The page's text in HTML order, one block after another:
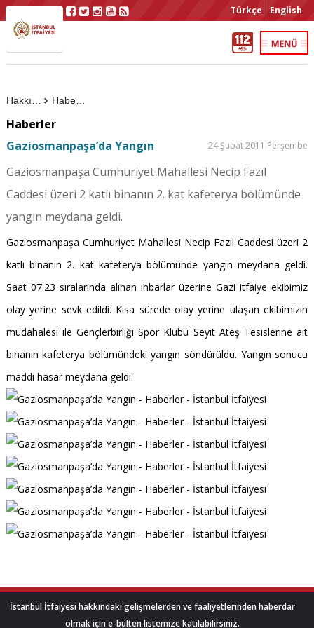
Türkçe English
Haberler
Haberler
Gaziosmanpaşa’da Yangın
24 Şubat 2011 Perşembe
Gaziosmanpaşa Cumhuriyet Mahallesi Necip Fazıl
Caddesi üzeri 2 katlı binanın 2. kat kafeterya bölümünde
yangın meydana geldi.
Gaziosmanpaşa Cumhuriyet Mahallesi Necip Fazıl Caddesi üzeri 2
katlı binanın 2. kat kafeterya bölümünde yangın meydana geldi.
Saat 07.23 sıralarında alınan ihbarlar üzerine Gazi itfaiye ekibimiz
olay yerine sevk edildi. Kısa sürede olay yerine ulaşan ekibimizin
müdahalesi ile Gençlerbirliği Spor Klubü Seyit Ateş Tesislerine ait
binanın kafeterya bölümündeki yangın söndürüldü. Yangın sonucu
maddi hasar meydana geldi.
İstanbul İtfaiyesi hakkındaki gelişmelerden ve faaliyetlerinden haberdar
olmak için e-bülten listemize katılabilirsiniz.